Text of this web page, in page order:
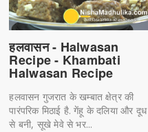
हलवासन - Halwasan
Recipe - Khambati
Halwasan Recipe
हलवासन गुजरात के खम्बात क्षेत्र की
पारंपरिक मिठाई है. गेंहू के दलिया और दूध
से बनी, सूखे मेवे से भर...